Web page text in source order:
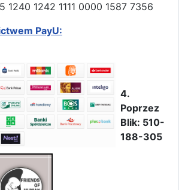
1240 1242 1111 0000 1587 7356
PayU:
4.
Poprzez
Blik: 510-
188-305